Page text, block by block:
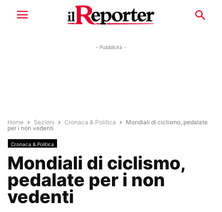
- Pubblicità -
Home Sezioni Cronaca & Politica
Mondiali di ciclismo, pedalate
per i non vedenti
Cronaca & Politica
Mondiali di ciclismo,
pedalate per i non
vedenti